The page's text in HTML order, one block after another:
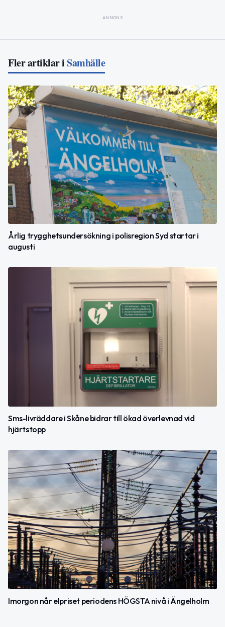
ANNONS
Fler artiklar iSamhälle
Årlig trygghetsundersökning i polisregion Syd startar i
augusti
Sms-livräddare i Skåne bidrar till ökad överlevnad vid
hjärtstopp
Imorgon når elpriset periodens HÖGSTA nivå i Ängelholm